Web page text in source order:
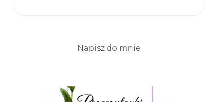
Napisz do mnie